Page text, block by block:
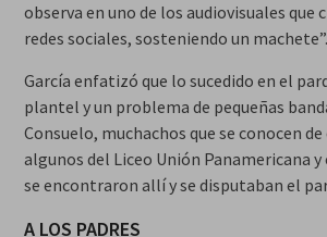
observa en uno de los audiovisuales que
redes sociales, sosteniendo un machete”.
García enfatizó que lo sucedido en el
plantel y un problema de pequeñas
Consuelo, muchachos que se conocen
algunos del Liceo Unión Panamericana y
se encontraron allí y se disputaban el
A LOS PADRES